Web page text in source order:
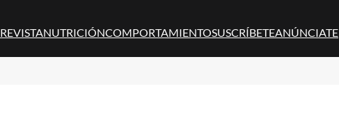
REVISTANUTRICIÓNCOMPORTAMIENTOSUSCRÍBETEANÚNCIATE